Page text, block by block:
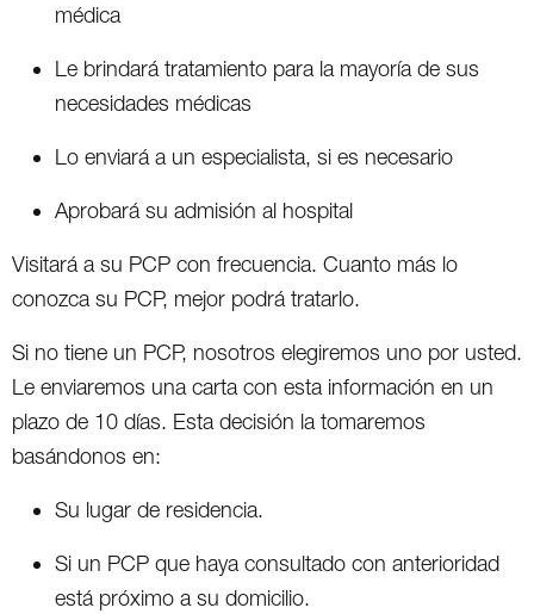
médica
Le brindará tratamiento para la mayoría de sus
necesidades médicas
Lo enviará a un especialista, si es necesario
Aprobará su admisión al hospital
Visitará a su PCP con frecuencia. Cuanto más lo
conozca su PCP, mejor podrá tratarlo.
Si no tiene un PCP, nosotros elegiremos uno por usted.
Le enviaremos una carta con esta información en un
plazo de 10 días. Esta decisión la tomaremos
basándonos en:
Su lugar de residencia.
Si un PCP que haya consultado con anterioridad
está próximo a su domicilio.